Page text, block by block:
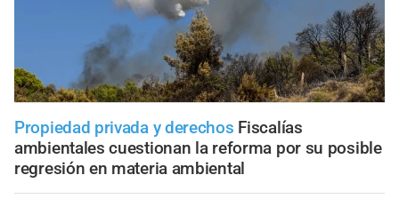
Propiedad privada y derechos Fiscalías
ambientales cuestionan la reforma por su posible
regresión en materia ambiental